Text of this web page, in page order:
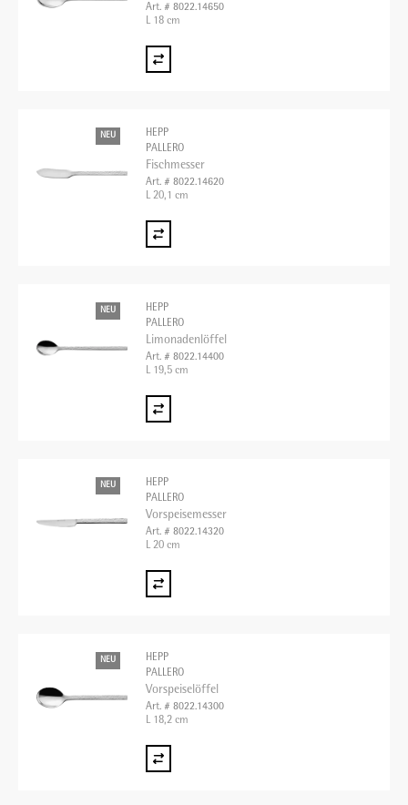
Art. # 8022.14650
L 18 cm
NEU
HEPP
PALLERO
Fischmesser
Art. # 8022.14620
L 20,1 cm
NEU
HEPP
PALLERO
Limonadenlöffel
Art. # 8022.14400
L 19,5 cm
NEU
HEPP
PALLERO
Vorspeisemesser
Art. # 8022.14320
L 20 cm
NEU
HEPP
PALLERO
Vorspeiselöffel
Art. # 8022.14300
L 18,2 cm